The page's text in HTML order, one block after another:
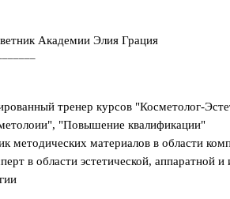
Академии Элия Грация
тренер курсов "Косметолог-
"Повышение квалификации"
методических материалов в области
в области эстетической, аппаратной